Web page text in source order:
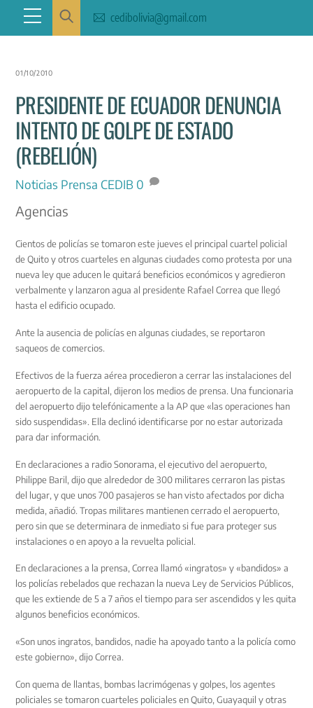
content
Menu cedibolivia@gmail.com
01/10/2010
PRESIDENTE DE ECUADOR DENUNCIA
INTENTO DE GOLPE DE ESTADO
(REBELIÓN)
Noticias Prensa CEDIB 0
Agencias
Cientos de policías se tomaron este jueves el principal cuartel policial
de Quito y otros cuarteles en algunas ciudades como protesta por una
nueva ley que aducen le quitará beneficios económicos y agredieron
verbalmente y lanzaron agua al presidente Rafael Correa que llegó
hasta el edificio ocupado.
Ante la ausencia de policías en algunas ciudades, se reportaron
saqueos de comercios.
Efectivos de la fuerza aérea procedieron a cerrar las instalaciones del
aeropuerto de la capital, dijeron los medios de prensa. Una funcionaria
del aeropuerto dijo telefónicamente a la AP que «las operaciones han
sido suspendidas». Ella declinó identificarse por no estar autorizada
para dar información.
En declaraciones a radio Sonorama, el ejecutivo del aeropuerto,
Philippe Baril, dijo que alrededor de 300 militares cerraron las pistas
del lugar, y que unos 700 pasajeros se han visto afectados por dicha
medida, añadió. Tropas militares mantienen cerrado el aeropuerto,
pero sin que se determinara de inmediato si fue para proteger sus
instalaciones o en apoyo a la revuelta policial.
En declaraciones a la prensa, Correa llamó «ingratos» y «bandidos» a
los policías rebelados que rechazan la nueva Ley de Servicios Públicos,
que les extiende de 5 a 7 años el tiempo para ser ascendidos y les quita
algunos beneficios económicos.
«Son unos ingratos, bandidos, nadie ha apoyado tanto a la policía como
este gobierno», dijo Correa.
Con quema de llantas, bombas lacrimógenas y golpes, los agentes
policiales se tomaron cuarteles policiales en Quito, Guayaquil y otras